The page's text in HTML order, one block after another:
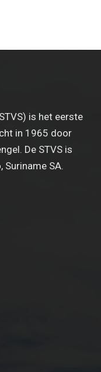
is het eerste
in 1965 door
De STVS is
SA.